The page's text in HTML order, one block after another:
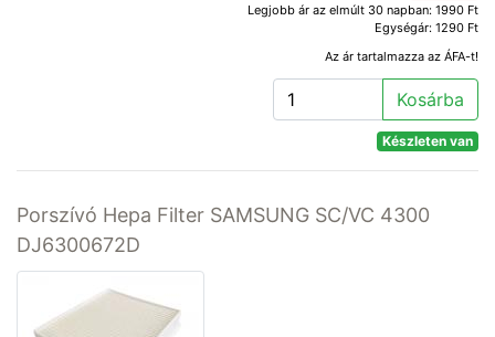
Legjobb ár az elmúlt 30 napban: 1990 Ft
Egységár: 1290 Ft
Az ár tartalmazza az ÁFA-t!
Kosárba
Készleten van
Porszívó Hepa Filter SAMSUNG SC/VC 4300
DJ6300672D